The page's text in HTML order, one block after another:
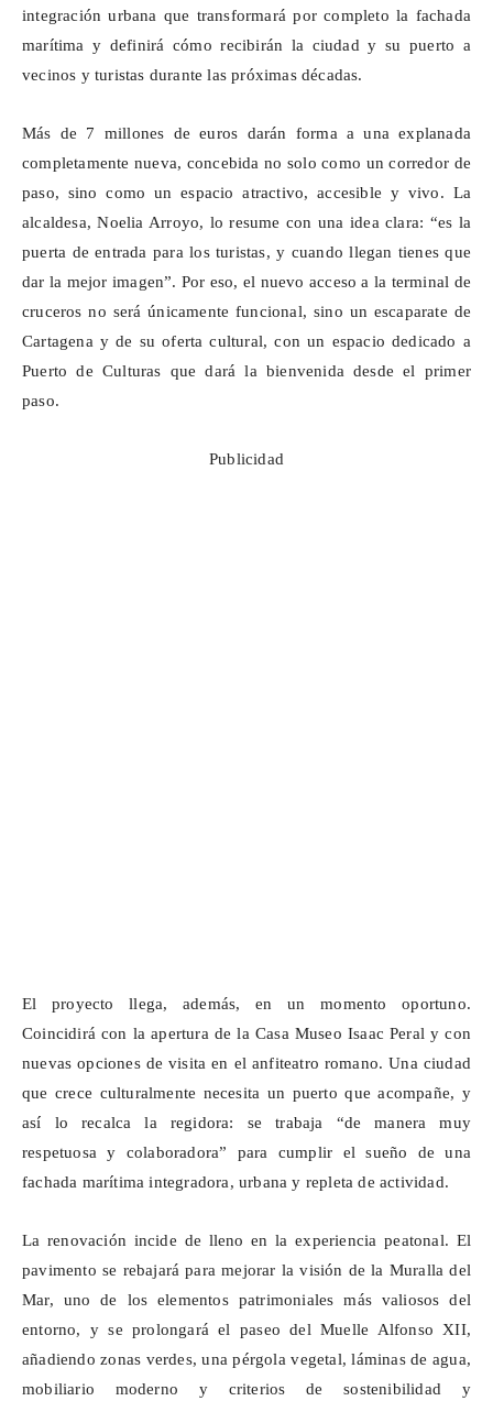
integración urbana que transformará por completo la fachada
marítima y definirá cómo recibirán la ciudad y su puerto a
vecinos y turistas durante las próximas décadas.
Más de 7 millones de euros darán forma a una explanada
completamente nueva, concebida no solo como un corredor de
paso, sino como un espacio atractivo, accesible y vivo. La
alcaldesa, Noelia Arroyo, lo resume con una idea clara: “es la
puerta de entrada para los turistas, y cuando llegan tienes que
dar la mejor imagen”. Por eso, el nuevo acceso a la terminal de
cruceros no será únicamente funcional, sino un escaparate de
Cartagena y de su oferta cultural, con un espacio dedicado a
Puerto de Culturas que dará la bienvenida desde el primer
paso.
Publicidad
El proyecto llega, además, en un momento oportuno.
Coincidirá con la apertura de la Casa Museo Isaac Peral y con
nuevas opciones de visita en el anfiteatro romano. Una ciudad
que crece culturalmente necesita un puerto que acompañe, y
así lo recalca la regidora: se trabaja “de manera muy
respetuosa y colaboradora” para cumplir el sueño de una
fachada marítima integradora, urbana y repleta de actividad.
La renovación incide de lleno en la experiencia peatonal. El
pavimento se rebajará para mejorar la visión de la Muralla del
Mar, uno de los elementos patrimoniales más valiosos del
entorno, y se prolongará el paseo del Muelle Alfonso XII,
añadiendo zonas verdes, una pérgola vegetal, láminas de agua,
mobiliario moderno y criterios de sostenibilidad y